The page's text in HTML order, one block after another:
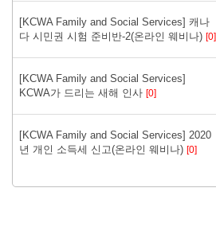
[KCWA Family and Social Services] 캐나
다 시민권 시험 준비반-2(온라인 웨비나) [0]
[KCWA Family and Social Services]
KCWA가 드리는 새해 인사 [0]
[KCWA Family and Social Services] 2020
년 개인 소득세 신고(온라인 웨비나) [0]